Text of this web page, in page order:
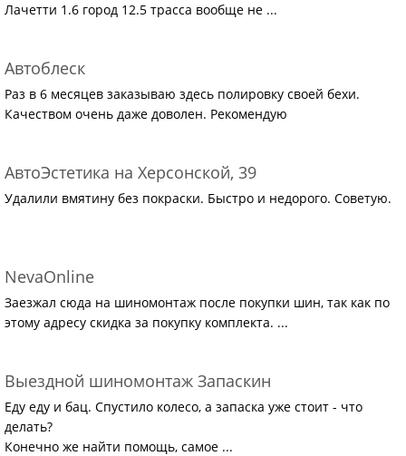
Лачетти 1.6 город 12.5 трасса вообще не ...
Автоблеск
Раз в 6 месяцев заказываю здесь полировку своей бехи.
Качеством очень даже доволен. Рекомендую
АвтоЭстетика на Херсонской, 39
Удалили вмятину без покраски. Быстро и недорого. Советую.
NevaOnline
Заезжал сюда на шиномонтаж после покупки шин, так как по
этому адресу скидка за покупку комплекта. ...
Выездной шиномонтаж Запаскин
Еду еду и бац. Спустило колесо, а запаска уже стоит - что
делать?
Конечно же найти помощь, самое ...